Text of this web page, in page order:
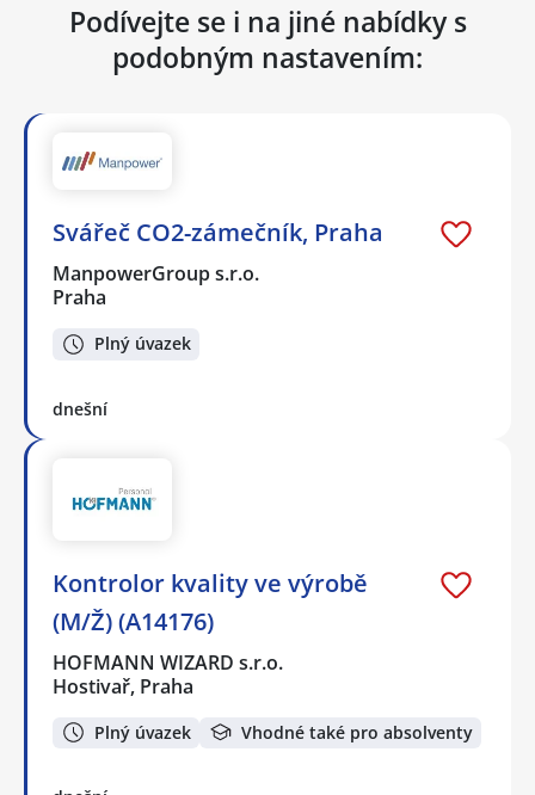
Podívejte se i na jiné nabídky s
podobným nastavením:
Svářeč CO2-zámečník, Praha
ManpowerGroup s.r.o.
Praha
Plný úvazek
dnešní
Kontrolor kvality ve výrobě
(M/Ž) (A14176)
HOFMANN WIZARD s.r.o.
Hostivař, Praha
Plný úvazek Vhodné také pro absolventy